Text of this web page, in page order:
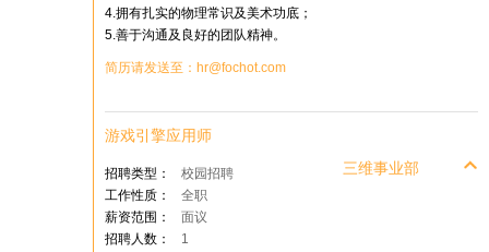
4.拥有扎实的物理常识及美术功底；
5.善于沟通及良好的团队精神。
简历请发送至：hr@fochot.com
游戏引擎应用师
三维事业部
招聘类型：
校园招聘
工作性质：
全职
薪资范围：
面议
招聘人数：
1